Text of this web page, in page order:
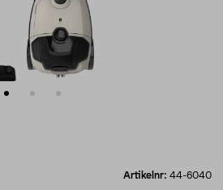
Artikelnr: 44-6040